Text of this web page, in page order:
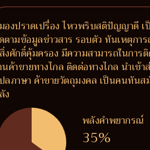
องปราดเปรื่อง ไหวพริบสติปัญญาดี เ
ตามข้อมูลข่าวสาร รอบตัว ทันเหตุกา
งศักดิ์คุ้มครอง มีความสามารถในการ
นค้าขายทางไกล ติดต่อทางไกล นำเข้
ลภาษา ค้าขายวัตถุมงคล เป็นคนทันส
ง
พลังคำพยากรณ์
35%